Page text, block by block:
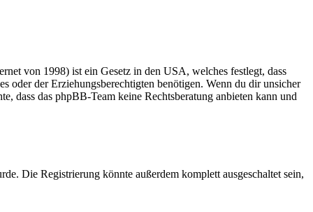
von 1998) ist ein Gesetz in den USA, welches festlegt, dass
oder der Erziehungsberechtigten benötigen. Wenn du dir unsicher
dass das phpBB-Team keine Rechtsberatung anbieten kann und
Die Registrierung könnte außerdem komplett ausgeschaltet sein,